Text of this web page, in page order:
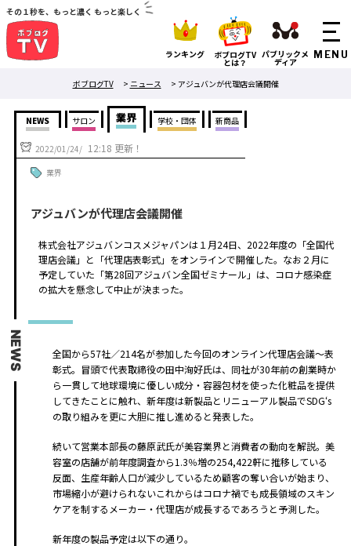
その１秒を、もっと濃く もっと楽しく
ランキング ボブログTV
とは？
パブリックメ
ディア
ボブログTV
> ニュース > アジュバンが代理店会議開催
NEWS
2022/01/24/ 12:18 更新！
NEWS サロン 業界 学校・団体 新商品
業界
アジュバンが代理店会議開催
株式会社アジュバンコスメジャパンは１月24日、2022年度の「全国代
理店会議」と「代理店表彰式」をオンラインで開催した。なお２月に
予定していた「第28回アジュバン全国ゼミナール」は、コロナ感染症
の拡大を懸念して中止が決まった。
全国から57社／214名が参加した今回のオンライン代理店会議～表
彰式。冒頭で代表取締役の田中洵好氏は、同社が30年前の創業時か
ら一貫して地球環境に優しい成分・容器包材を使った化粧品を提供
してきたことに触れ、新年度は新製品とリニューアル製品でSDG‘s
の取り組みを更に大胆に推し進めると発表した。
続いて営業本部長の藤原武氏が美容業界と消費者の動向を解説。美
容室の店舗が前年度調査から1.3％増の254,422軒に推移している
反面、生産年齢人口が減少しているため顧客の奪い合いが始まり、
市場縮小が避けられないこれからはコロナ禍でも成長領域のスキン
ケアを制するメーカー・代理店が成長するであろうと予測した。
新年度の製品予定は以下の通り。